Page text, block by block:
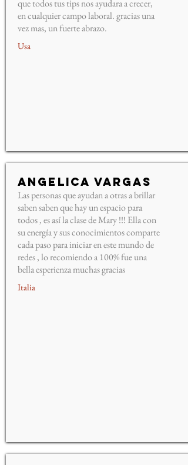
que todos tus tips nos ayudara a crecer,
en cualquier campo laboral. gracias una
vez mas, un fuerte abrazo.
Usa
Angelica Vargas
Las personas que ayudan a otras a brillar
saben saben que hay un espacio para
todos , es así la clase de Mary !!! Ella con
su energía y sus conocimientos comparte
cada paso para iniciar en este mundo de
redes , lo recomiendo a 100% fue una
bella esperienza muchas gracias
Italia